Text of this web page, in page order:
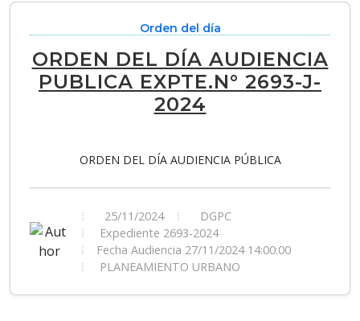
Orden del día
ORDEN DEL DÍA AUDIENCIA
PUBLICA EXPTE.N° 2693-J-
2024
ORDEN DEL DÍA AUDIENCIA PÚBLICA
25/11/2024
DGPC
Expediente 2693-2024
Fecha Audiencia 27/11/2024 14:00:00
PLANEAMIENTO URBANO